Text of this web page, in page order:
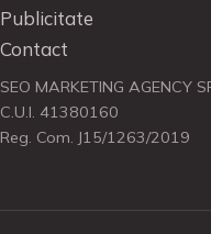
Publicitate
Contact
SEO MARKETING AGENCY
C.U.I. 41380160
Reg. Com. J15/1263/2019